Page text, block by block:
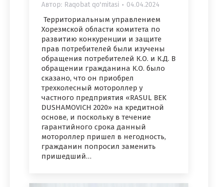
Автор: Raqobat qo'mitasi 04.04.2024
Территориальным управлением
Хорезмской области комитета по
развитию конкуренции и защите
прав потребителей были изучены
обращения потребителей К.О. и К.Д. В
обращении гражданина К.О. было
сказано, что он приобрел
трехколесный мотороллер у
частного предприятия «RASUL BEK
DUSHAMOVICH 2020» на кредитной
основе, и поскольку в течение
гарантийного срока данный
мотороллер пришел в негодность,
гражданин попросил заменить
пришедший…